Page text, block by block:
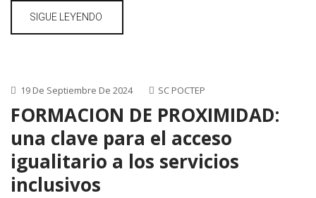
SIGUE LEYENDO
19 De Septiembre De 2024 SC POCTEP
FORMACION DE PROXIMIDAD:
una clave para el acceso
igualitario a los servicios
inclusivos